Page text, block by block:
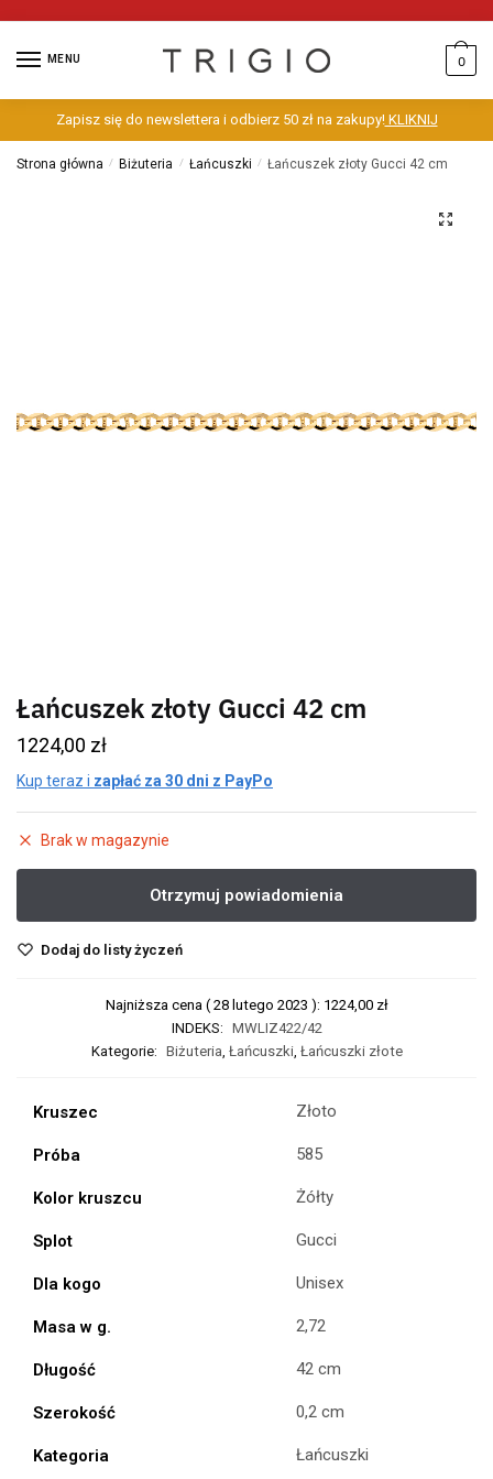
MENU 0
Zapisz się do newslettera i odbierz 50 zł na zakupy!KLIKNIJ
Strona główna / Biżuteria / Łańcuszki / Łańcuszek złoty Gucci 42 cm
Łańcuszek złoty Gucci 42 cm
1224,00 zł
Kup teraz i zapłać za 30 dni z PayPo
Brak w magazynie
Dodaj do listy życzeń
Najniższa cena (28 lutego 2023 ): 1224,00 zł
INDEKS: MWLIZ422/42
Kategorie: Biżuteria, Łańcuszki, Łańcuszki złote
Kruszec Złoto
Próba 585
Kolor kruszcu Żółty
Splot Gucci
Dla kogo Unisex
Masa w g. 2,72
Długość 42 cm
Szerokość 0,2 cm
Kategoria Łańcuszki